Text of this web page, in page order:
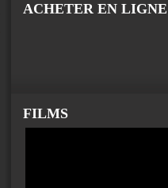
ACHETER EN LIGNE
FILMS